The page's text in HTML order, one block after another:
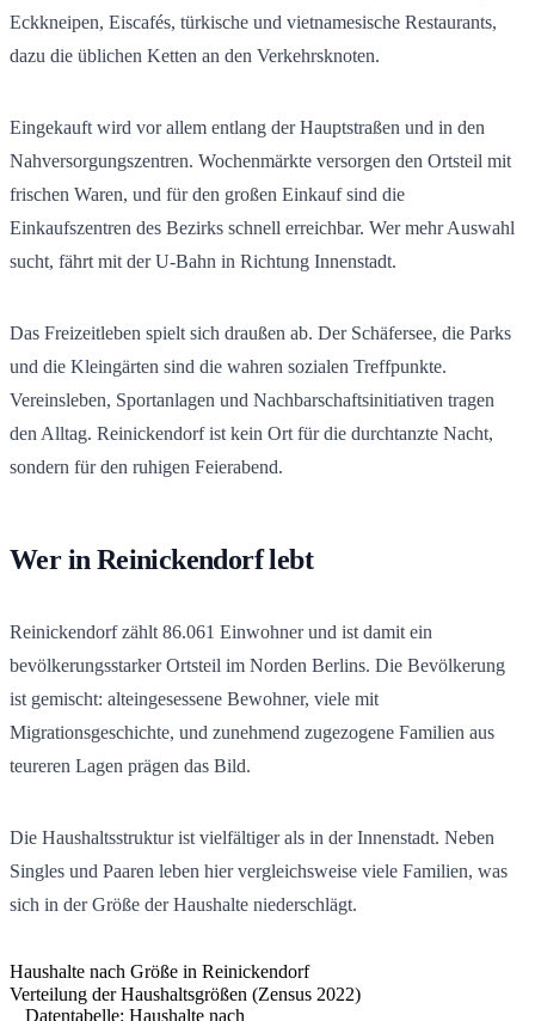
Eckkneipen, Eiscafés, türkische und vietnamesische Restaurants,
dazu die üblichen Ketten an den Verkehrsknoten.
Eingekauft wird vor allem entlang der Hauptstraßen und in den
Nahversorgungszentren. Wochenmärkte versorgen den Ortsteil mit
frischen Waren, und für den großen Einkauf sind die
Einkaufszentren des Bezirks schnell erreichbar. Wer mehr Auswahl
sucht, fährt mit der U-Bahn in Richtung Innenstadt.
Das Freizeitleben spielt sich draußen ab. Der Schäfersee, die Parks
und die Kleingärten sind die wahren sozialen Treffpunkte.
Vereinsleben, Sportanlagen und Nachbarschaftsinitiativen tragen
den Alltag. Reinickendorf ist kein Ort für die durchtanzte Nacht,
sondern für den ruhigen Feierabend.
Wer in Reinickendorf lebt
Reinickendorf zählt 86.061 Einwohner und ist damit ein
bevölkerungsstarker Ortsteil im Norden Berlins. Die Bevölkerung
ist gemischt: alteingesessene Bewohner, viele mit
Migrationsgeschichte, und zunehmend zugezogene Familien aus
teureren Lagen prägen das Bild.
Die Haushaltsstruktur ist vielfältiger als in der Innenstadt. Neben
Singles und Paaren leben hier vergleichsweise viele Familien, was
sich in der Größe der Haushalte niederschlägt.
Haushalte nach Größe in Reinickendorf
Verteilung der Haushaltsgrößen (Zensus 2022)
Datentabelle: Haushalte nach